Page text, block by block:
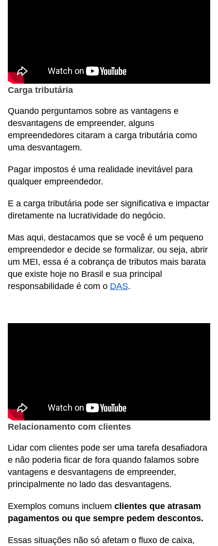
Carga tributária
Quando perguntamos sobre as vantagens e
desvantagens de empreender, alguns
empreendedores citaram a carga tributária como
uma desvantagem.
Pagar impostos é uma realidade inevitável para
qualquer empreendedor.
E a carga tributária pode ser significativa e impactar
diretamente na lucratividade do negócio.
Mas aqui, destacamos que se você é um pequeno
empreendedor e decide se formalizar, ou seja, abrir
um MEI, essa é a cobrança de tributos mais barata
que existe hoje no Brasil e sua principal
responsabilidade é com o DAS.
Relacionamento com clientes
Lidar com clientes pode ser uma tarefa desafiadora
e não poderia ficar de fora quando falamos sobre
vantagens e desvantagens de empreender,
principalmente no lado das desvantagens.
Exemplos comuns incluem clientes que atrasam
pagamentos ou que sempre pedem descontos.
Essas situações não só afetam o fluxo de caixa,